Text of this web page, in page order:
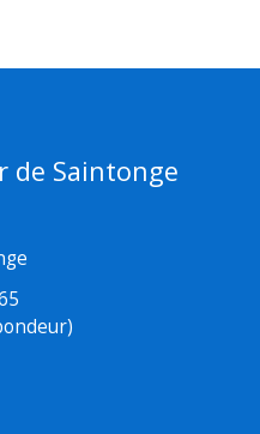
de Saintonge